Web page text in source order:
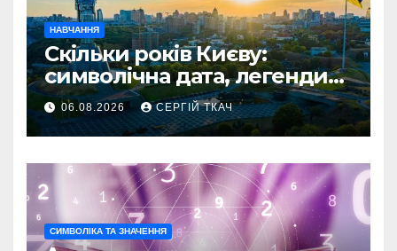
НАВЧАННЯ
Скільки років Києву:
символічна дата, легенди
та те, що кажуть історики
06.08.2026 СЕРГІЙ ТКАЧ
СИМВОЛІКА ТА ЗНАЧЕННЯ